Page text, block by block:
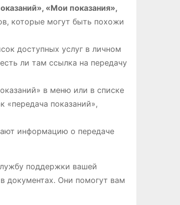
«Мои показания»,
которые могут быть похожи
доступных услуг в личном
ли там ссылка на передачу
в меню или в списке
«передача показаний»,
информацию о передаче
поддержки вашей
документах. Они помогут вам